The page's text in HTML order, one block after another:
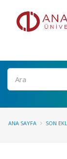
Ara
ANA SAYFA SON